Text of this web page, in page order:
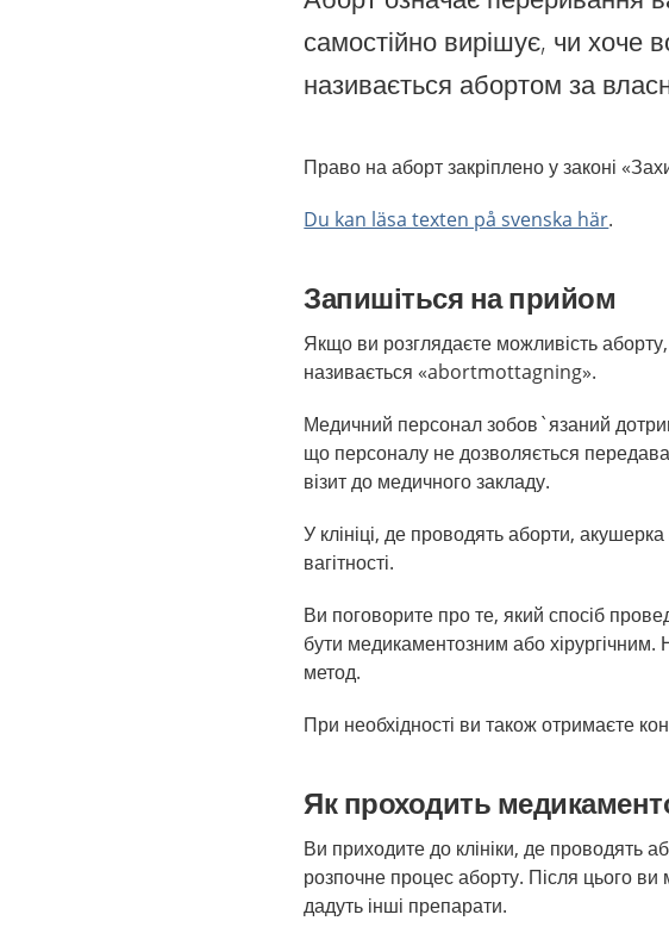
самостійно вирішує, чи хоче
називається абортом за
Право на аборт закріплено у законі
Du kan läsa texten på svenska här.
Запишіться на прийом
Якщо ви розглядаєте можливість
називається «abortmottagning».
Медичний персонал зобов`язаний
що персоналу не дозволяється
візит до медичного закладу.
У клініці, де проводять аборти,
вагітності.
Ви поговорите про те, який спосіб
бути медикаментозним або
метод.
При необхідності ви також отримаєте
Як проходить
Ви приходите до клініки, де проводять
розпочне процес аборту. Після цього
дадуть інші препарати.